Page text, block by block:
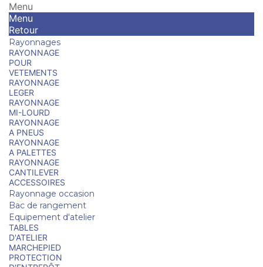
Menu
Menu
Retour
Rayonnages
RAYONNAGE
POUR
VETEMENTS
RAYONNAGE
LEGER
RAYONNAGE
MI-LOURD
RAYONNAGE
A PNEUS
RAYONNAGE
A PALETTES
RAYONNAGE
CANTILEVER
ACCESSOIRES
Rayonnage occasion
Bac de rangement
Equipement d'atelier
TABLES
D'ATELIER
MARCHEPIED
PROTECTION